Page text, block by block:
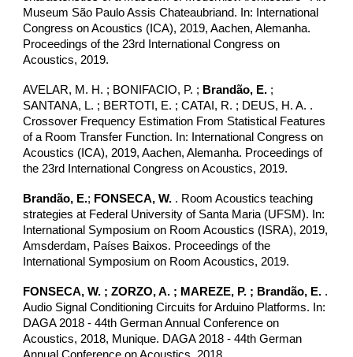
Museum São Paulo Assis Chateaubriand. In: International
Congress on Acoustics (ICA), 2019, Aachen, Alemanha.
Proceedings of the 23rd International Congress on
Acoustics, 2019.
AVELAR, M. H. ; BONIFACIO, P. ; Brandão, E. ;
SANTANA, L. ; BERTOTI, E. ; CATAI, R. ; DEUS, H. A. .
Crossover Frequency Estimation From Statistical Features
of a Room Transfer Function. In: International Congress on
Acoustics (ICA), 2019, Aachen, Alemanha. Proceedings of
the 23rd International Congress on Acoustics, 2019.
Brandão, E.; FONSECA, W. . Room Acoustics teaching
strategies at Federal University of Santa Maria (UFSM). In:
International Symposium on Room Acoustics (ISRA), 2019,
Amsderdam, Países Baixos. Proceedings of the
International Symposium on Room Acoustics, 2019.
FONSECA, W. ; ZORZO, A. ; MAREZE, P. ; Brandão, E. .
Audio Signal Conditioning Circuits for Arduino Platforms. In:
DAGA 2018 - 44th German Annual Conference on
Acoustics, 2018, Munique. DAGA 2018 - 44th German
Annual Conference on Acoustics, 2018.